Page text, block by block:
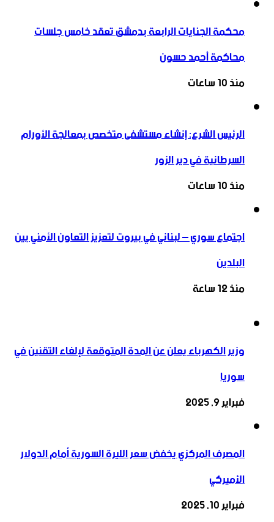
محكمة الجنايات الرابعة بدمشق تعقد خامس جلسات
محاكمة أحمد حسون
منذ 10 ساعات
الرئيس الشرع: إنشاء ‌‏مستشفى متخصص بمعالجة الأورام
السرطانية في دير الزور
منذ 10 ساعات
اجتماع سوري – لبناني في بيروت لتعزيز التعاون ‏الأمني ‏بين
البلدين
منذ 12 ساعة
وزير الكهرباء يعلن عن المدة المتوقعة لإلغاء التقنين في
سوريا
فبراير 9, 2025
المصرف المركزي يخفض سعر الليرة السورية أمام الدولار
الأميركي
فبراير 10, 2025